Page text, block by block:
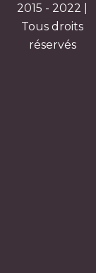
2015 - 2022 |
Tous droits
réservés